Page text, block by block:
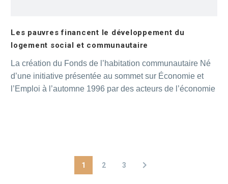
Les pauvres financent le développement du
logement social et communautaire
La création du Fonds de l’habitation communautaire Né
d’une initiative présentée au sommet sur Économie et
l’Emploi à l’automne 1996 par des acteurs de l’économie
Québec et chercher d’autres méthodes de financements
1 2 3